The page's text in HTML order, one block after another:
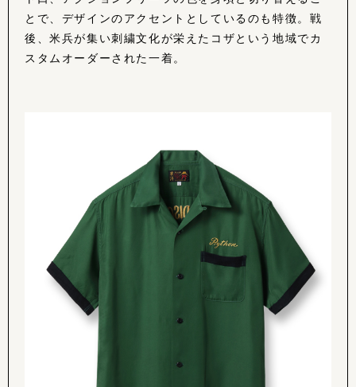
とで、デザインのアクセントとしているのも特徴。戦
後、米兵が集い刺繍文化が栄えたコザという地域でカ
スタムオーダーされた一着。